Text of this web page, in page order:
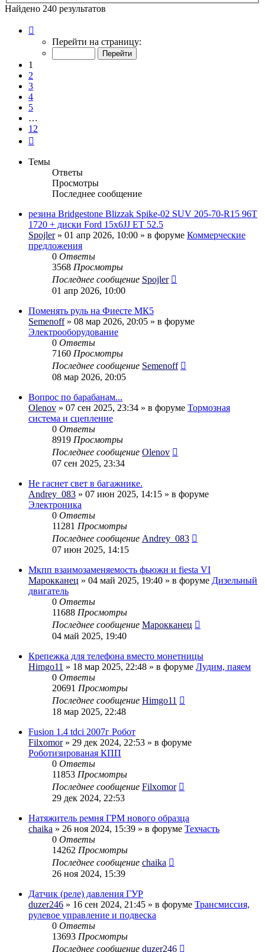
Найдено 240 результатов
Перейти на страницу:
1
2
3
4
5
…
12
Темы
Ответы
Просмотры
Последнее сообщение
резина Bridgestone Blizzak Spike-02 SUV 205-70-R15 96T
1720 + диски Ford 15x6JJ ET 52.5
Spojler» 01 апр 2026, 10:00 » в форуме Коммерческие
предложения
0 Ответы
3568 Просмотры
Последнее сообщение Spojler
01 апр 2026, 10:00
Поменять руль на Фиесте МК5
Semenoff» 08 мар 2026, 20:05 » в форуме
Электрооборудование
0 Ответы
7160 Просмотры
Последнее сообщение Semenoff
08 мар 2026, 20:05
Вопрос по барабанам...
Olenov » 07 сен 2025, 23:34 » в форуме Тормозная
система и сцепление
0 Ответы
8919 Просмотры
Последнее сообщение Olenov
07 сен 2025, 23:34
Не гаснет свет в багажнике.
Andrey_083 » 07 июн 2025, 14:15 » в форуме
Электроника
0 Ответы
11281 Просмотры
Последнее сообщение Andrey_083
07 июн 2025, 14:15
Мкпп взаимозаменяемость фьюжн и fiesta VI
Марокканец » 04 май 2025, 19:40 » в форуме Дизельный
двигатель
0 Ответы
11688 Просмотры
Последнее сообщение Марокканец
04 май 2025, 19:40
Крепежка для телефона вместо монетницы
Himgo11 » 18 мар 2025, 22:48 » в форуме Лудим, паяем
0 Ответы
20691 Просмотры
Последнее сообщение Himgo11
18 мар 2025, 22:48
Fusion 1.4 tdci 2007г Робот
Filxomor» 29 дек 2024, 22:53 » в форуме
Роботизированая КПП
0 Ответы
11853 Просмотры
Последнее сообщение Filxomor
29 дек 2024, 22:53
Натяжитель ремня ГРМ нового образца
chaika » 26 ноя 2024, 15:39 » в форуме Техчасть
0 Ответы
14262 Просмотры
Последнее сообщение chaika
26 ноя 2024, 15:39
Датчик (реле) давления ГУР
duzer246 » 16 сен 2024, 21:45 » в форуме Трансмиссия,
рулевое управление и подвеска
0 Ответы
13693 Просмотры
Последнее сообщение duzer246